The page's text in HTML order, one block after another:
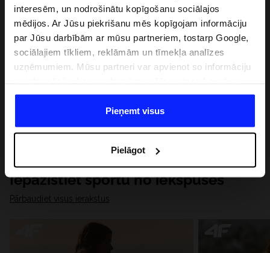
interesēm, un nodrošinātu kopīgošanu sociālajos
mēdijos. Ar Jūsu piekrišanu mēs kopīgojam informāciju
par Jūsu darbībām ar mūsu partneriem, tostarp Google,
sociālajiem tīkliem, reklāmām un tīmekļa analīzes
uzņēmumiem. Mūsu partneri var apvienot so informāciju
datiem, ko viņi iegūst, izmantojot viņu pakalpojumus. Ar
Jūsu atļauju, mēs varam pārsūtīt Jūsu personas datus
saviem partneriem, lai uzlabotu veidu, kadā tiek rādīta
saturu un uzlabotu mūsu partneru piedāvātos risinajumus
( piem. socialos tīklus). Detalizētu informāciju var atrast
mūsu Privātuma politikā un sadaļā "Detaļas".
Pieņemt visus
Pielāgot
Iepazīstiet sportu no iekšpuses
Pārbaudiet visus ierakstus